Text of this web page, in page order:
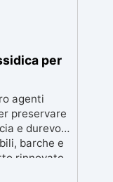
per
agenti
preservare
e durevole
barche e
rinnovato.
d’aria,